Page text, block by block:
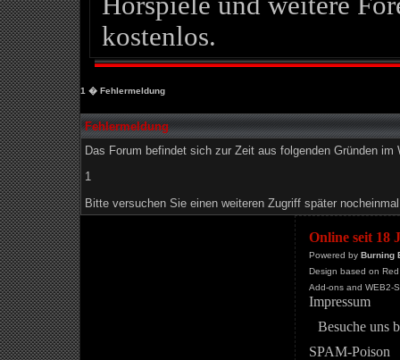
kostenlos.
1 � Fehlermeldung
Fehlermeldung
Das Forum befindet sich zur Zeit aus folgenden Gründen im
1
Bitte versuchen Sie einen weiteren Zugriff später
Online seit 18
Powered by Burning
Design based on
Add-ons and WEB2-
Impressum
Besuche uns
SPAM-Poison